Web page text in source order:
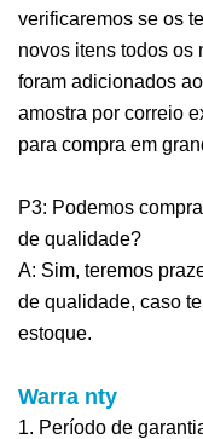
verificaremos se os
novos itens todos os
foram adicionados
amostra por correio
para compra em
P3: Podemos
de qualidade?
A: Sim, teremos
de qualidade, caso
estoque.
Warra nty
1. Período de